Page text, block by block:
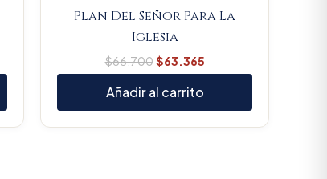
Plan Del Señor Para La
Iglesia
$66.700$63.365
Añadir al carrito